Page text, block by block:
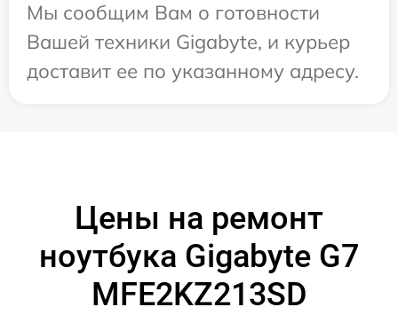
Мы сообщим Вам о готовности
Вашей техники Gigabyte, и курьер
доставит ее по указанному адресу.
Цены на ремонт
ноутбука Gigabyte G7
MFE2KZ213SD